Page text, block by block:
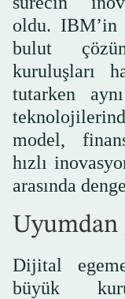
oldu. IBM’in
bulut
kuruluşları
tutarken
model,
hızlı
arasında
Uyumdan
Dijital
büyük